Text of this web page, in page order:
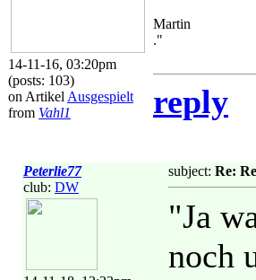
14-11-16, 03:20pm
(posts: 103)
on Artikel Ausgespielt
from Vahl1
Martin
."
reply
Peterlie77
club: DW
subject: Re:
"Ja
noch